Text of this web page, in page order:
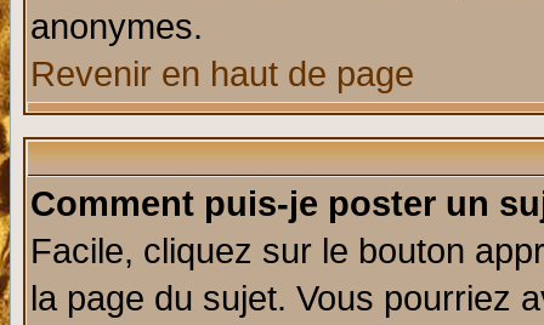
anonymes.
Revenir en haut de page
Comment puis-je poster un
Facile, cliquez sur le bouton
la page du sujet. Vous pourriez